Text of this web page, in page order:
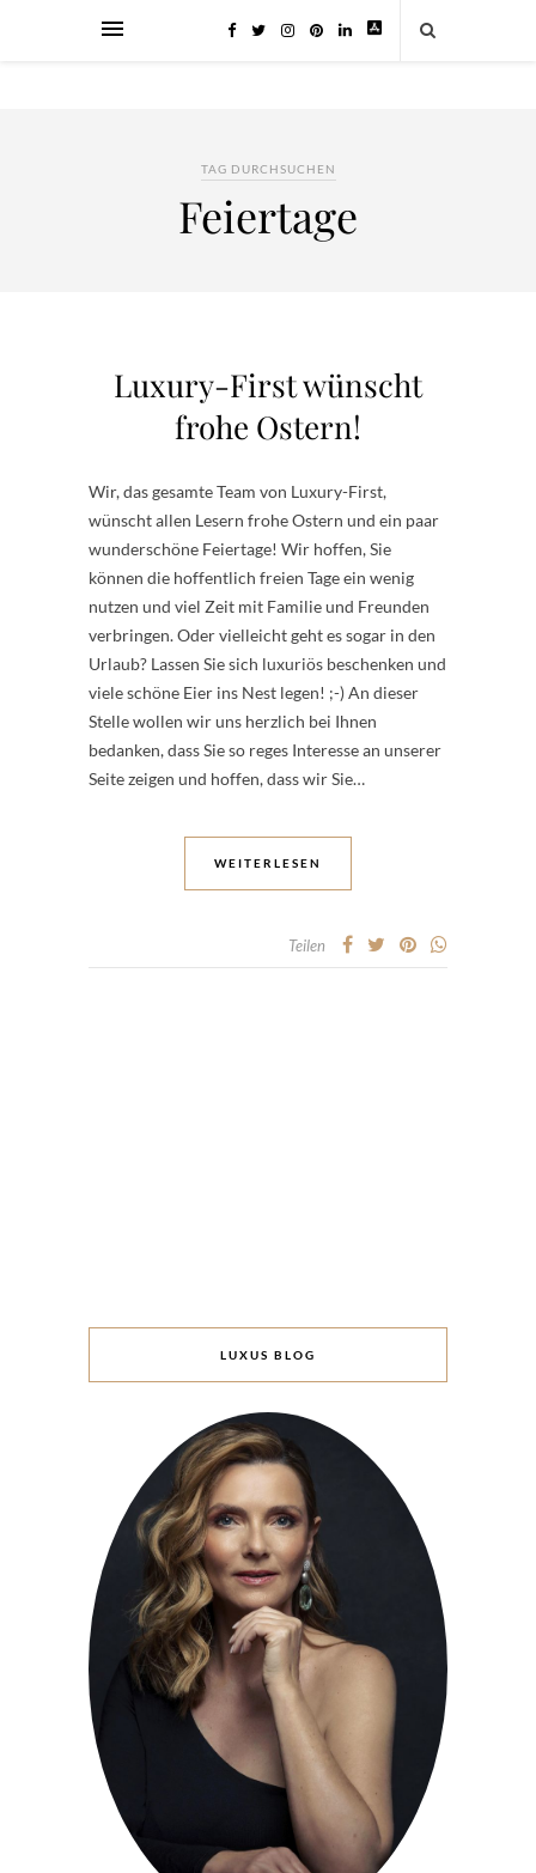
TAG DURCHSUCHEN
Feiertage
Luxury-First wünscht
frohe Ostern!
Wir, das gesamte Team von Luxury-First,
wünscht allen Lesern frohe Ostern und ein paar
wunderschöne Feiertage! Wir hoffen, Sie
können die hoffentlich freien Tage ein wenig
nutzen und viel Zeit mit Familie und Freunden
verbringen. Oder vielleicht geht es sogar in den
Urlaub? Lassen Sie sich luxuriös beschenken und
viele schöne Eier ins Nest legen! ;-) An dieser
Stelle wollen wir uns herzlich bei Ihnen
bedanken, dass Sie so reges Interesse an unserer
Seite zeigen und hoffen, dass wir Sie…
WEITERLESEN
Teilen
LUXUS BLOG